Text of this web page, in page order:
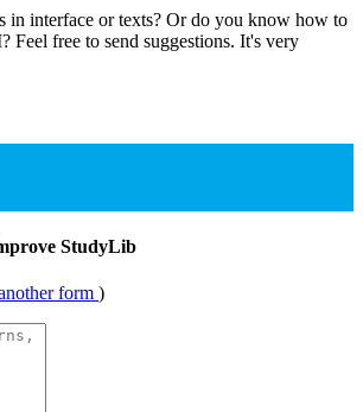
in interface or texts? Or do you know how to
Feel free to send suggestions. It's very
StudyLib
form )